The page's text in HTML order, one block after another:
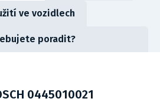
ve vozidlech
poradit?
0445010021